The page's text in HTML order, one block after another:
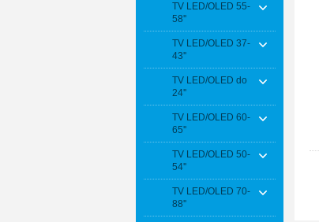
TV LED/OLED 55-
58''
TV LED/OLED 37-
43''
TV LED/OLED do
24''
TV LED/OLED 60-
65''
TV LED/OLED 50-
54''
TV LED/OLED 70-
88''